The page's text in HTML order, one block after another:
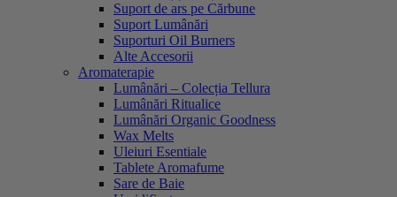
Suport de ars pe Cărbune
Suport Lumânări
Suporturi Oil Burners
Alte Accesorii
Aromaterapie
Lumânări – Colecția Tellura
Lumânări Ritualice
Lumânări Organic Goodness
Wax Melts
Uleiuri Esentiale
Tablete Aromafume
Sare de Baie